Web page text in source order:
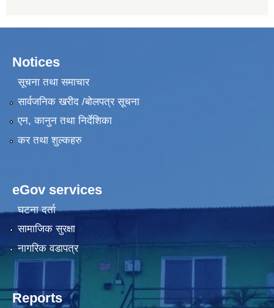
Notices
सूचना तथा समाचार
सार्वजनिक खरीद /बोलपत्र सूचना
एन, कानुन तथा निर्देशिका
कर तथा शुल्कहरु
eGov services
घटना दर्ता
सामाजिक सुरक्षा
नागरिक वडापत्र
Reports